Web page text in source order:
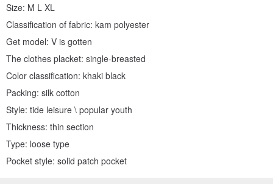
Size: M L XL
Classification of fabric: kam polyester
Get model: V is gotten
The clothes placket: single-breasted
Color classification: khaki black
Packing: silk cotton
Style: tide leisure \ popular youth
Thickness: thin section
Type: loose type
Pocket style: solid patch pocket